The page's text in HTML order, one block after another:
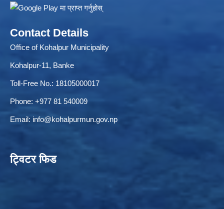
Contact Details
Office of Kohalpur Municipality
Kohalpur-11, Banke
Toll-Free No.: 18105000017
Phone: +977 81 540009
Email: info@kohalpurmun.gov.np
ट्विटर फिड